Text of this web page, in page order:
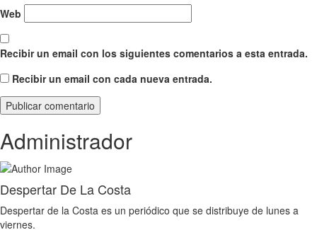
Web
Recibir un email con los siguientes comentarios a esta entrada.
Recibir un email con cada nueva entrada.
Administrador
Despertar De La Costa
Despertar de la Costa es un periódico que se distribuye de lunes a
viernes.